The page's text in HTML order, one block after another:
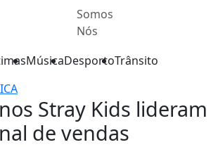
Somos
Nós
MúsicaDesportoTrânsito
Stray Kids lideram
de vendas